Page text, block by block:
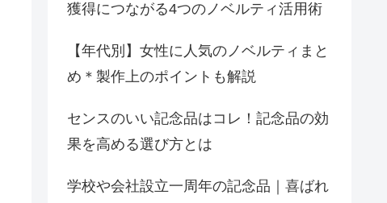
獲得につながる4つのノベルティ活用術
【年代別】女性に人気のノベルティまと
め＊製作上のポイントも解説
センスのいい記念品はコレ！記念品の効
果を高める選び方とは
学校や会社設立一周年の記念品｜喜ばれ